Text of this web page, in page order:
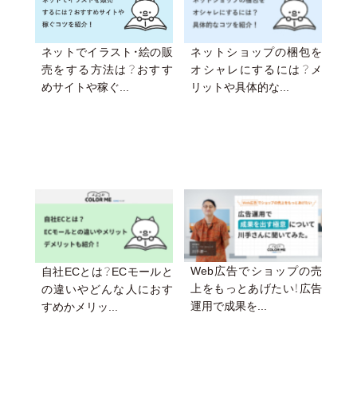
ネットでイラスト・絵の販
売をする方法は？おすす
めサイトや稼ぐ...
ネットショップの梱包を
オシャレにするには？メ
リットや具体的な...
自社ECとは？ECモールと
の違いやどんな人におす
すめかメリッ...
Web広告でショップの売
上をもっとあげたい！広告
運用で成果を...